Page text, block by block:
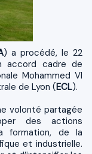
) a procédé, le 22
accord cadre de
Mohammed VI
de Lyon (ECL).
volonté partagée
des actions
formation, de la
et industrielle.